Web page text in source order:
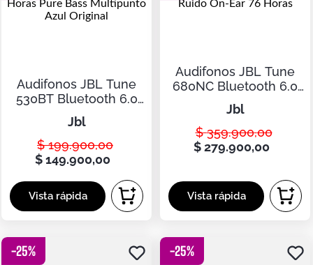
Audifonos JBL Tune
530BT Bluetooth 6.0
On Ear 76 Horas Pure
Bass Multipunto Azul
Original
jbl
$ 199.900,00
$149.900,00
Audifonos JBL Tune
680NC Bluetooth 6.0
Cancelacion Ruido On-
Ear 76 Horas
jbl
$ 359.900,00
$ 279.900,00
-25% -25%